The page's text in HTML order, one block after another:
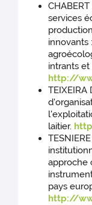
services
innovants
intrants et
http://
TEIXEIRA
laitier.
approche
pays
http://